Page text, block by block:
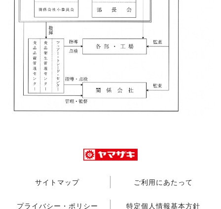
サイトマップ ご利用にあたって
プライバシー・ポリシー 特定個人情報基本方針